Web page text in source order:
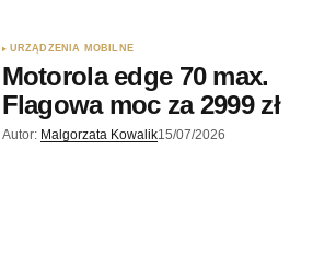
URZĄDZENIA MOBILNE
Motorola edge 70 max.
Flagowa moc za 2999 zł
Autor: Malgorzata Kowalik15/07/2026